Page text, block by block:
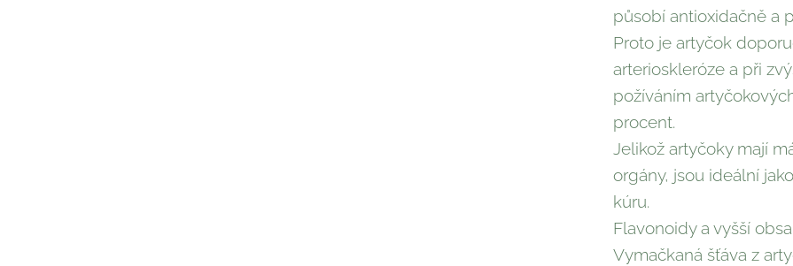
působí antioxidačně a
Proto je artyčok
arterioskleróze a při
požíváním
procent.
Jelikož artyčoky mají
orgány, jsou ideální
kúru.
Flavonoidy a vyšší
Vymačkaná šťáva z